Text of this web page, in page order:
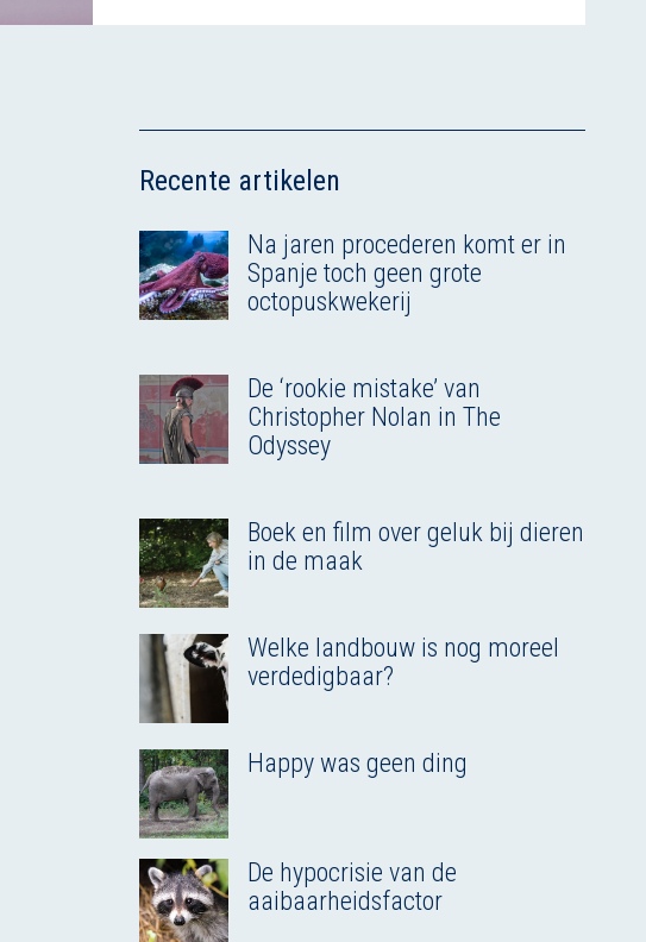
Recente artikelen
Na jaren procederen komt er in
Spanje toch geen grote
octopuskwekerij
De ‘rookie mistake’ van
Christopher Nolan in The
Odyssey
Boek en film over geluk bij dieren
in de maak
Welke landbouw is nog moreel
verdedigbaar?
Happy was geen ding
De hypocrisie van de
aaibaarheidsfactor